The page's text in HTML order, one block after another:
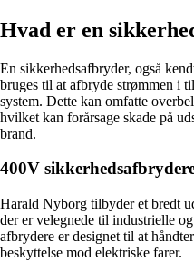
Hvad er en
En sikkerhedsafbryder, også
bruges til at afbryde strømmen i
system. Dette kan omfatte
hvilket kan forårsage skade på
brand.
400V
Harald Nyborg tilbyder et bredt
der er velegnede til industrielle
afbrydere er designet til at
beskyttelse mod elektriske farer.